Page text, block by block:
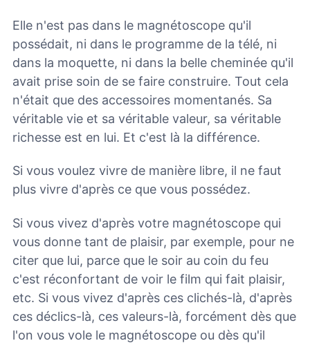
Elle n'est pas dans le magnétoscope qu'il
possédait, ni dans le programme de la télé, ni
dans la moquette, ni dans la belle cheminée qu'il
avait prise soin de se faire construire. Tout cela
n'était que des accessoires momentanés. Sa
véritable vie et sa véritable valeur, sa véritable
richesse est en lui. Et c'est là la différence.
Si vous voulez vivre de manière libre, il ne faut
plus vivre d'après ce que vous possédez.
Si vous vivez d'après votre magnétoscope qui
vous donne tant de plaisir, par exemple, pour ne
citer que lui, parce que le soir au coin du feu
c'est réconfortant de voir le film qui fait plaisir,
etc. Si vous vivez d'après ces clichés-là, d'après
ces déclics-là, ces valeurs-là, forcément dès que
l'on vous vole le magnétoscope ou dès qu'il